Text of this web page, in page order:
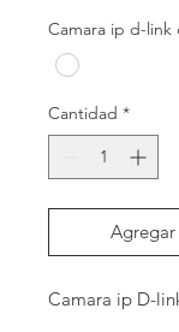
Camara ip d-link
Cantidad *
Camara ip D-